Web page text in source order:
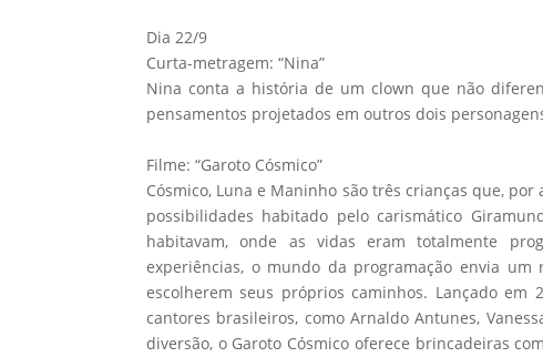
Dia 22/9
Curta-metragem: “Nina”
Nina conta a história de um clown que não
pensamentos projetados em outros dois
Filme: “Garoto Cósmico”
Cósmico, Luna e Maninho são três crianças que,
possibilidades habitado pelo carismático
habitavam, onde as vidas eram totalmente
experiências, o mundo da programação envia
escolherem seus próprios caminhos. Lançado
cantores brasileiros, como Arnaldo Antunes,
diversão, o Garoto Cósmico oferece brincadeiras